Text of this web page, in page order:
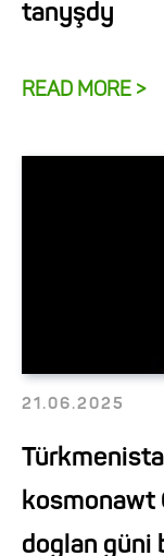
tanyşdy
READ MORE >
21.06.2025
kosmonawt
doglan güni